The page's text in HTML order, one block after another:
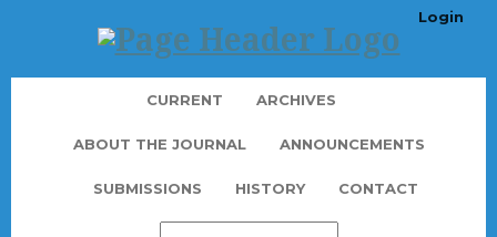
CURRENT ARCHIVES
ABOUT THE JOURNAL ANNOUNCEMENTS
SUBMISSIONS HISTORY CONTACT
Login